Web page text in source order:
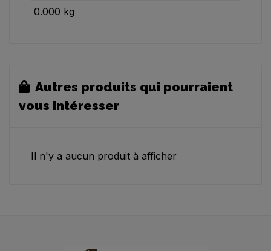
0.000 kg
Autres produits qui pourraient
vous intéresser
Il n'y a aucun produit à afficher